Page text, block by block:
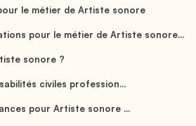
le métier de Artiste sonore
pour le métier de Artiste sonore...
sonore ?
civiles profession...
pour Artiste sonore ...